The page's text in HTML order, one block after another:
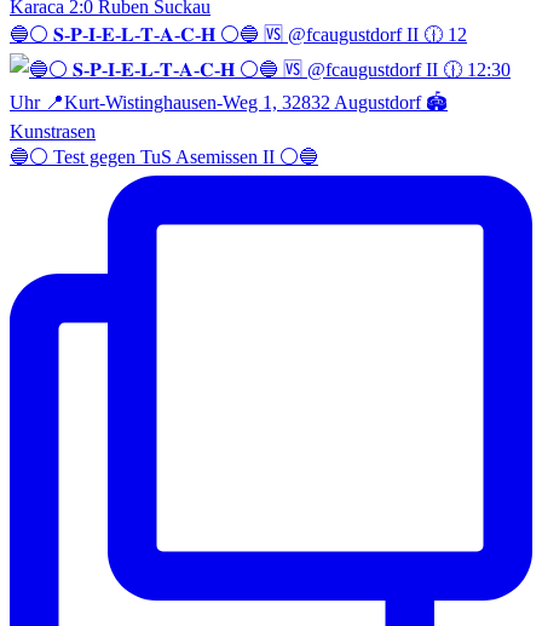
🔵⚪️ 𝐒-𝐏-𝐈-𝐄-𝐋-𝐓-𝐀-𝐂-𝐇 ⚪️🔵 🆚 @fcaugustdorf II 🕧 12
🔵⚪️ Test gegen TuS Asemissen II ⚪️🔵